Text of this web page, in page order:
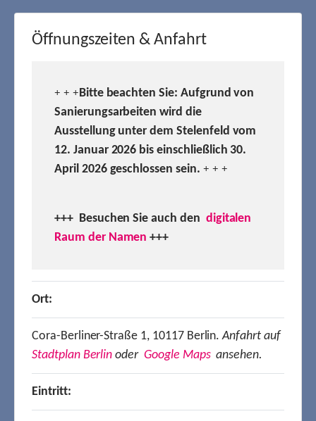
Öffnungszeiten & Anfahrt
+ + +Bitte beachten Sie: Aufgrund von
Sanierungsarbeiten wird die
Ausstellung unter dem Stelenfeld vom
12. Januar 2026 bis einschließlich 30.
April 2026 geschlossen sein. + + +
+++ Besuchen Sie auch den digitalen
Raum der Namen +++
Ort:
Cora-Berliner-Straße 1, 10117 Berlin.Anfahrt auf
Stadtplan Berlin oder Google Mapsansehen.
Eintritt: